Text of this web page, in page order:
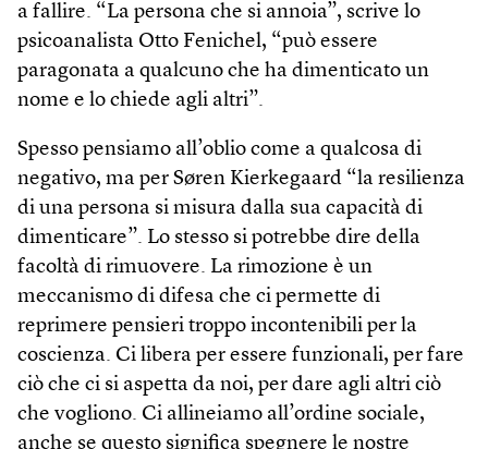
a fallire. “La persona che si annoia”, scrive lo
psicoanalista Otto Fenichel, “può essere
paragonata a qualcuno che ha dimenticato un
nome e lo chiede agli altri”.
Spesso pensiamo all’oblio come a qualcosa di
negativo, ma per Søren Kierkegaard “la resilienza
di una persona si misura dalla sua capacità di
dimenticare”. Lo stesso si potrebbe dire della
facoltà di rimuovere. La rimozione è un
meccanismo di difesa che ci permette di
reprimere pensieri troppo incontenibili per la
coscienza. Ci libera per essere funzionali, per fare
ciò che ci si aspetta da noi, per dare agli altri ciò
che vogliono. Ci allineiamo all’ordine sociale,
anche se questo significa spegnere le nostre